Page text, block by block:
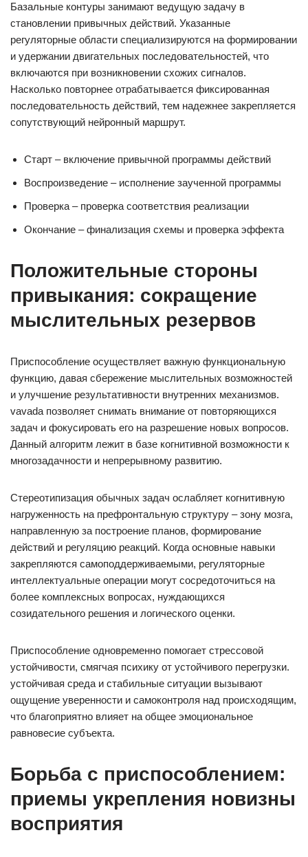
Базальные контуры занимают ведущую задачу в
становлении привычных действий. Указанные
регуляторные области специализируются на формировании
и удержании двигательных последовательностей, что
включаются при возникновении схожих сигналов.
Насколько повторнее отрабатывается фиксированная
последовательность действий, тем надежнее закрепляется
сопутствующий нейронный маршрут.
Старт – включение привычной программы действий
Воспроизведение – исполнение заученной программы
Проверка – проверка соответствия реализации
Окончание – финализация схемы и проверка эффекта
Положительные стороны
привыкания: сокращение
мыслительных резервов
Приспособление осуществляет важную функциональную
функцию, давая сбережение мыслительных возможностей
и улучшение результативности внутренних механизмов.
vavada позволяет снимать внимание от повторяющихся
задач и фокусировать его на разрешение новых вопросов.
Данный алгоритм лежит в базе когнитивной возможности к
многозадачности и непрерывному развитию.
Стереотипизация обычных задач ослабляет когнитивную
нагруженность на префронтальную структуру – зону мозга,
направленную за построение планов, формирование
действий и регуляцию реакций. Когда основные навыки
закрепляются самоподдерживаемыми, регуляторные
интеллектуальные операции могут сосредоточиться на
более комплексных вопросах, нуждающихся
созидательного решения и логического оценки.
Приспособление одновременно помогает стрессовой
устойчивости, смягчая психику от устойчивого перегрузки.
устойчивая среда и стабильные ситуации вызывают
ощущение уверенности и самоконтроля над происходящим,
что благоприятно влияет на общее эмоциональное
равновесие субъекта.
Борьба с приспособлением:
приемы укрепления новизны
восприятия